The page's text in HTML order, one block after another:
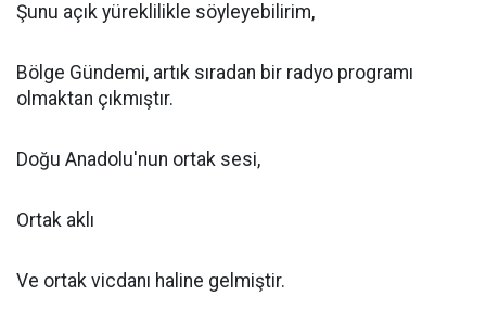
Şunu açık yüreklilikle söyleyebilirim,
Bölge Gündemi, artık sıradan bir radyo programı
olmaktan çıkmıştır.
Doğu Anadolu'nun ortak sesi,
Ortak aklı
Ve ortak vicdanı haline gelmiştir.